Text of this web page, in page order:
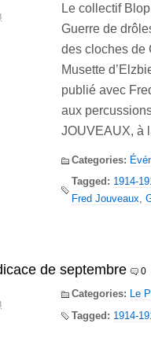
Le collectif
Guerre de
des cloches de
Musette
publié avec
aux
JOUVEAUX, à
Categories:
Tagged: 1914-
Fred Jouveaux,
de septembre 0
Categories: Le
Tagged: 1914-